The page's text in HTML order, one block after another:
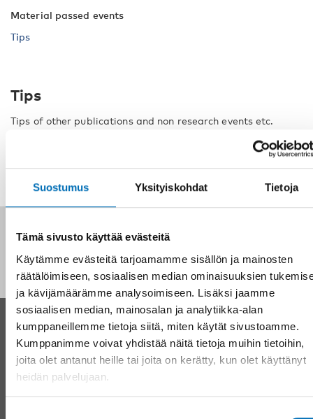
Suostumus Yksityiskohdat Tietoja
Tämä sivusto käyttää evästeitä
Käytämme evästeitä tarjoamamme sisällön ja mainosten
räätälöimiseen, sosiaalisen median ominaisuuksien
ja kävijämäärämme analysoimiseen. Lisäksi jaamme
sosiaalisen median, mainosalan ja analytiikka-alan
kumppaneillemme tietoja siitä, miten käytät sivustoamme.
Kumppanimme voivat yhdistää näitä tietoja muihin tietoihin,
joita olet antanut heille tai joita on kerätty, kun olet käyttänyt
heidän palvelujaan.
Material passed events
Tips
Tips
Tips of other publications and non research events etc.
Seuraa meitä sosiaalisessa mediassa:
YHTEYSTIEDOT
Nordens välfärdscenter Ruotsi
Puhelin: +46 8 545 536 00